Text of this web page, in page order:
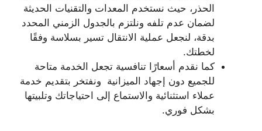
الحذر، حيث نستخدم المعدات والتقنيات الحديثة
لضمان عدم تلفه ونلتزم بالجدول الزمني المحدد
بدقة، لنجعل عملية الانتقال تسير بسلاسة وفقًا
لخطتك.
كما نقدم أسعارًا تنافسية تجعل الخدمة متاحة
للجميع دون إجهاد الميزانية ونفتخر بتقديم خدمة
عملاء استثنائية والاستماع إلى احتياجاتك وتلبيتها
بشكل فوري.